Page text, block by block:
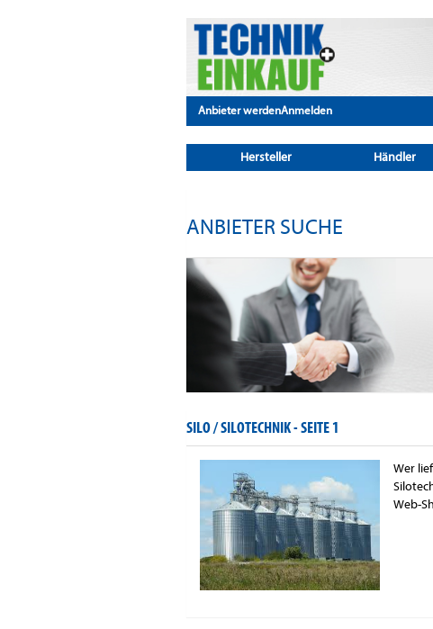
Anbieter werdenAnmelden
Hersteller Händler
ANBIETER SUCHE
SILO / SILOTECHNIK -SEITE 1
Wer
Web-